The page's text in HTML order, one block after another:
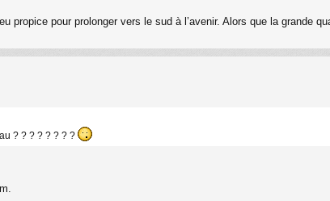
propice pour prolonger vers le sud à l’avenir. Alors que la grande
? ? ? ? ? ? ? ?